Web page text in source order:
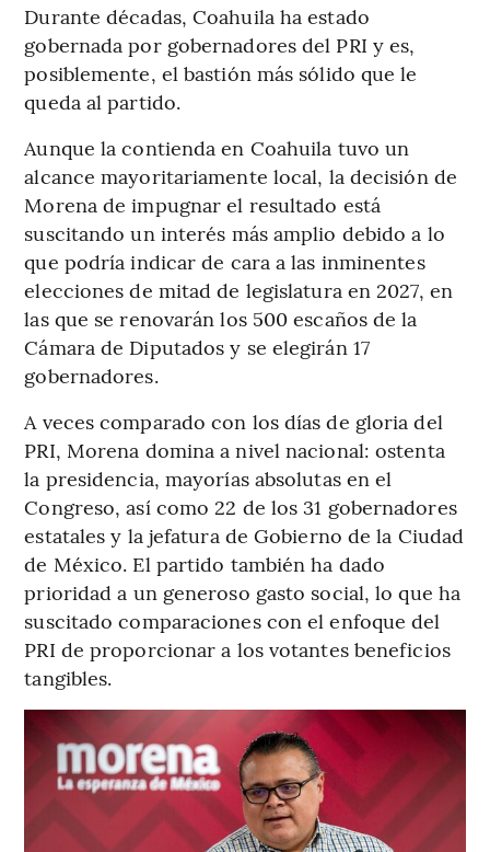
Durante décadas, Coahuila ha estado
gobernada por gobernadores del PRI y es,
posiblemente, el bastión más sólido que le
queda al partido.
Aunque la contienda en Coahuila tuvo un
alcance mayoritariamente local, la decisión de
Morena de impugnar el resultado está
suscitando un interés más amplio debido a lo
que podría indicar de cara a las inminentes
elecciones de mitad de legislatura en 2027, en
las que se renovarán los 500 escaños de la
Cámara de Diputados y se elegirán 17
gobernadores.
A veces comparado con los días de gloria del
PRI, Morena domina a nivel nacional: ostenta
la presidencia, mayorías absolutas en el
Congreso, así como 22 de los 31 gobernadores
estatales y la jefatura de Gobierno de la Ciudad
de México. El partido también ha dado
prioridad a un generoso gasto social, lo que ha
suscitado comparaciones con el enfoque del
PRI de proporcionar a los votantes beneficios
tangibles.